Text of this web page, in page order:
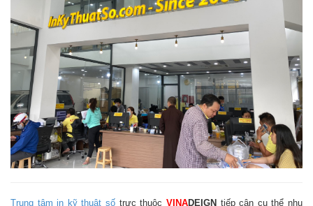
Trung tâm in kỹ thuật số trực thuộc VINADEIGN tiếp cận cụ thể nhu